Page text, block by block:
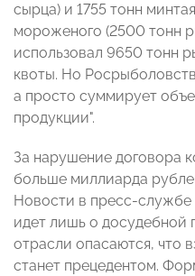
сырца) и 1755 тонн
мороженого (2500 тонн
использовал 9650 тонн
квоты. Но
а просто суммирует
продукции".
За нарушение договора
больше миллиарда
Новости в пресс-
идет лишь о досудебной
отрасли опасаются, что
станет прецедентом.